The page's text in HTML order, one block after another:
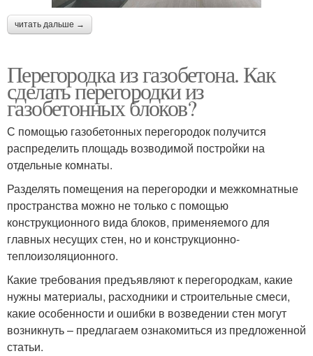
читать дальше →
Перегородка из газобетона. Как
сделать перегородки из
газобетонных блоков?
С помощью газобетонных перегородок получится
распределить площадь возводимой постройки на
отдельные комнаты.
Разделять помещения на перегородки и межкомнатные
пространства можно не только с помощью
конструкционного вида блоков, применяемого для
главных несущих стен, но и конструкционно-
теплоизоляционного.
Какие требования предъявляют к перегородкам, какие
нужны материалы, расходники и строительные смеси,
какие особенности и ошибки в возведении стен могут
возникнуть – предлагаем ознакомиться из предложенной
статьи.